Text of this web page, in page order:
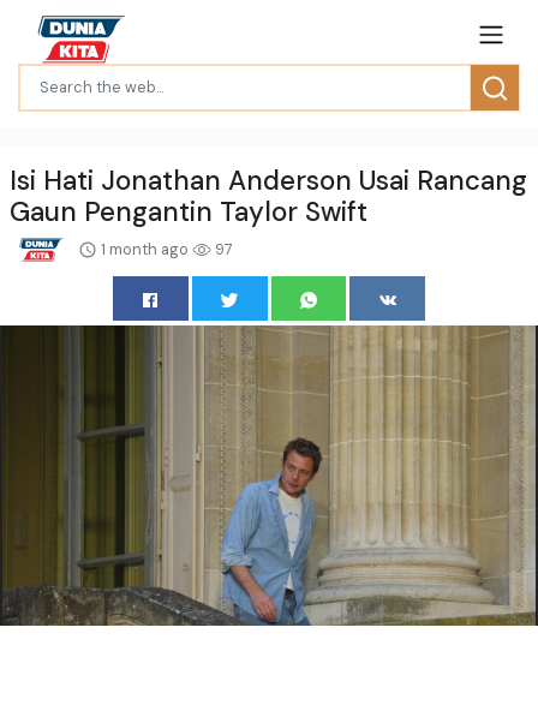
Isi Hati Jonathan Anderson Usai Rancang
Gaun Pengantin Taylor Swift
1 month ago 97